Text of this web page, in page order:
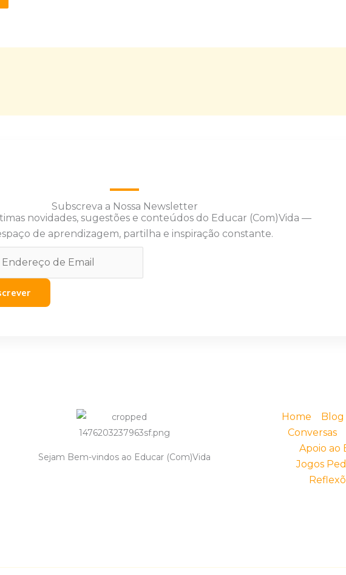
Subscreva a Nossa Newsletter
novidades, sugestões e conteúdos do Educar (Com)Vida —
de aprendizagem, partilha e inspiração constante.
Sejam Bem-vindos ao Educar (Com)Vida
Home Blog
Conversas
Apoio ao
Jogos